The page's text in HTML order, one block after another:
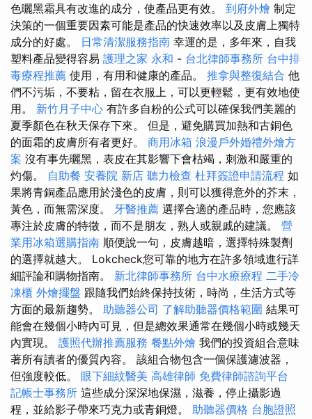
色曬黑霜具有改進的成分，使產品更有效。 到府外燴 制定
決策的一個重要因素可能是產品的快速效率以及皮膚上獨特
成分的好處。 日常清潔服務指南 幸運的是，多年來，自我
塑料產品變得容易 護理之家 永和 - 台北律師事務所 台中排
毒療程推薦 使用，有用和健康的產品。 推拿與整復結合 他
們不污垢，不要粘，留在衣服上，可以更輕鬆，更有效地使
用。 新竹月子中心 有許多自粉的公式可以確保我們美麗的
夏季顏色在秋天保存下來。 但是，避免購買加熱和古銅色
的面霜的皮膚所有者更好。 商用冰箱 浪漫戶外婚禮外燴方
案 沒有事先曬黑，表皮在其影響下會枯竭，刺激和嚴重的
灼傷。 自助餐 安養院 新店 聽力檢查 杜拜簽證申請流程 如
果將青銅產品應用於淺色的皮膚，則可以獲得意外的芥末，
黃色，而無需深度。 牙醫推薦 選擇合適的產品時，您應該
專注於皮膚的特徵，而不是朋友，熟人或親戚的建議。 營
業用冰箱選購指南 順便說一句，皮膚越暗，選擇特殊製劑
的選擇就越大。 Lokcheck您可靠的地方在許多領域進行詳
細評論和購物指南。 新北律師事務所 台中水療療程 二手冷
凍櫃 外燴擺盤 跟隨我們始終保持技術，時尚，生活方式等
方面的最新趨勢。 助聽器公司 了解助聽器價格範圍 結果可
能會在幾個小時內可見，但是總效果通常在幾個小時或幾天
內實現。 護照代辦推薦服務 餐點外燴 我們的投資組合意味
著所有讀者的優質內容。 該組合物包含一個保護濾波器，
但強度較低。 眼下細紋醫美 高雄律師 免費律師諮詢平台
記帳士事務所 這些成分深深地保濕，滋養，停止攝影過
程，並給影子帶來巧克力或青銅燈。 助聽器價格 台胞證照